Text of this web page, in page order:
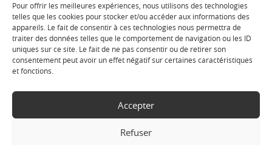
Pour offrir les meilleures expériences, nous utilisons des technologies
telles que les cookies pour stocker et/ou accéder aux informations des
appareils. Le fait de consentir à ces technologies nous permettra de
traiter des données telles que le comportement de navigation ou les ID
uniques sur ce site. Le fait de ne pas consentir ou de retirer son
consentement peut avoir un effet négatif sur certaines caractéristiques
et fonctions.
Accepter
Refuser
Le plan du site